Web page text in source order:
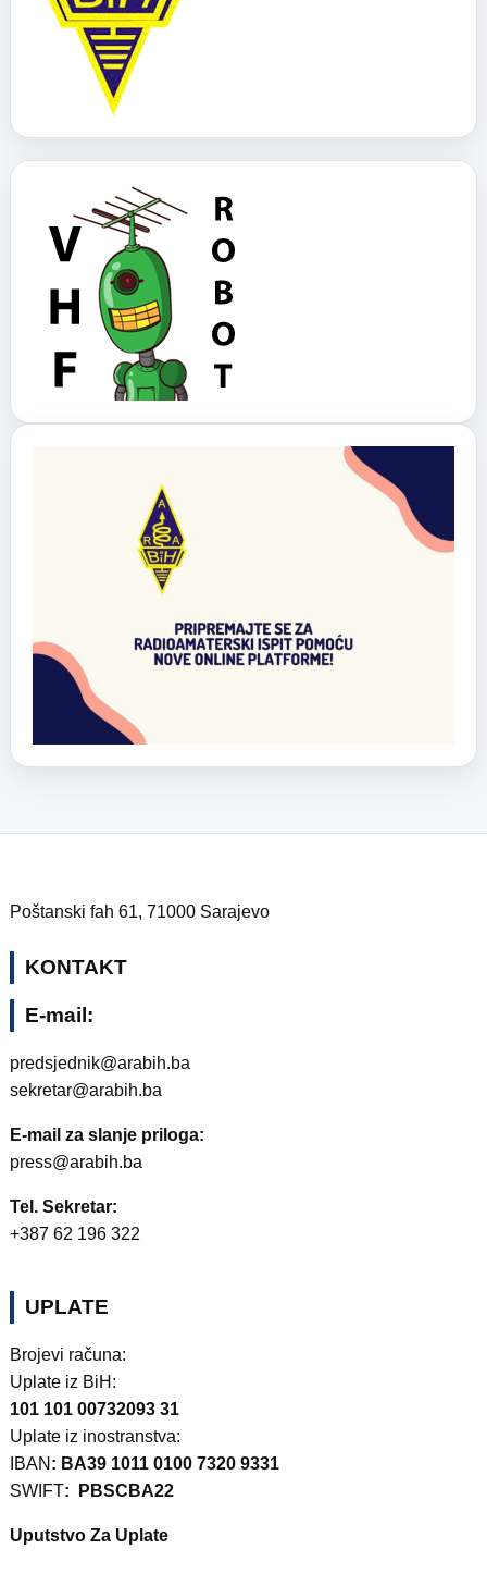
Poštanski fah 61, 71000 Sarajevo
KONTAKT
E-mail:
predsjednik@arabih.ba
sekretar@arabih.ba
E-mail za slanje priloga:
press@arabih.ba
Tel. Sekretar:
+387 62 196 322
UPLATE
Brojevi računa:
Uplate iz BiH:
101 101 00732093 31
Uplate iz inostranstva:
IBAN : BA39 1011 0100 7320 9331
SWIFT: PBSCBA22
Uputstvo Za Uplate